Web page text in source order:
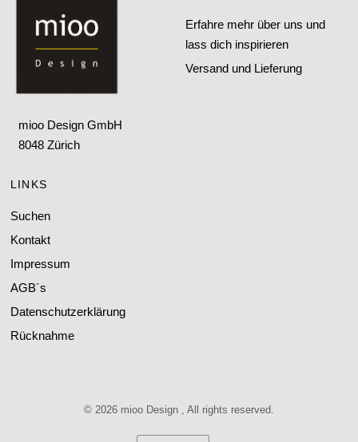
mioo Design GmbH
8048 Zürich
Erfahre mehr über uns und
lass dich inspirieren
Versand und Lieferung
LINKS
Suchen
Kontakt
Impressum
AGB´s
Datenschutzerklärung
Rücknahme
© 2026 mioo Design , All rights reserved.